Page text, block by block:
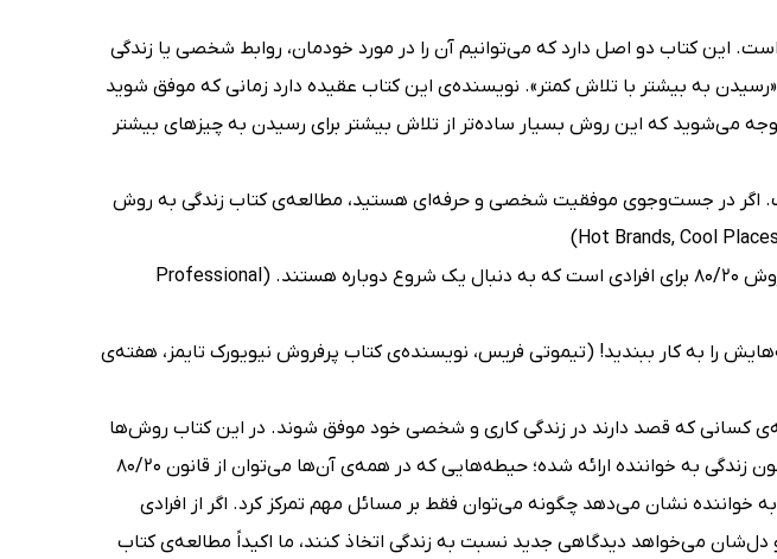
عملی و پر از مثال است. این کتاب دو اصل دارد که می‌توانیم آن را در مورد خودمان، روابط شخصی یا زندگی
به بیشتر با تلاش کمتر». نویسنده‌ی این کتاب عقیده دارد زمانی که موفق شوید
می‌شوید که این روش بسیار ساده‌تر از تلاش بیشتر برای رسیدن به چیزهای بیشتر
20 بسیار کاربردی است. اگر در جست‌وجوی موفقیت شخصی و حرفه‌ای هستید، مطالعه‌ی کتاب زندگی به روش
مملو از استراتژی‌های کاربردی. کتاب زندگی به روش 80/20 برای افرادی است که به دنبال یک شروع دوباره هستند. (Professional
را بخوانید و توصیه‌هایش را به کار ببندید! (تیموتی فریس، نویسنده‌ی کتاب پرفروش نیویورک تایمز، هفته‌ی
اثری است برای همه‌ی کسانی که قصد دارند در زندگی کاری و شخصی خود موفق شوند. در این کتاب روش‌ها
و راهکارهایی ساده و دقیق در حیطه‌های گوناگون زندگی به خواننده ارائه شده؛ حیطه‌هایی که در همه‌ی آن‌ها می‌توان از قانون 80/20
خواننده نشان می‌دهد چگونه می‌توان فقط بر مسائل مهم تمرکز کرد. اگر از افرادی
می‌خواهد دیدگاهی جدید نسبت به زندگی اتخاذ کنند، ما اکیداً‌ مطالعه‌ی کتاب